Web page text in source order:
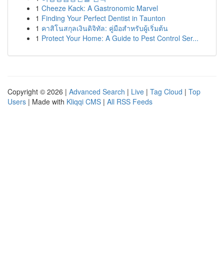
1 Cheeze Kack: A Gastronomic Marvel
1 Finding Your Perfect Dentist in Taunton
1 คาสิโนสกุลเงินดิจิทัล: คู่มือสำหรับผู้เริ่มต้น
1 Protect Your Home: A Guide to Pest Control Ser...
Copyright © 2026 | Advanced Search | Live | Tag Cloud | Top
Users | Made with Kliqqi CMS | All RSS Feeds